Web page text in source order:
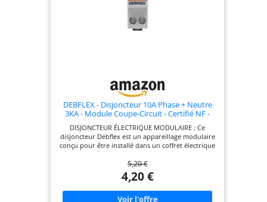
DEBFLEX - Disjoncteur 10A Phase + Neutre
3KA - Module Coupe-Circuit - Certifié NF -
Installation dans Tableau Electrique - Gris
DISJONCTEUR ÉLECTRIQUE MODULAIRE : Ce
disjoncteur Debflex est un appareillage modulaire
conçu pour être installé dans un coffret électrique
afin de protéger votre installation en cas de court-
circuit ou de surcharge électrique.
CARACTÉRISTIQUES TECHNIQUES : Ce disjoncteur
est compatible avec une tension maximale de
250V. Il peut être alimenté par le dessus avec un
peigne électrique ou par le dessous avec câble.
5,20 €
4,20 €